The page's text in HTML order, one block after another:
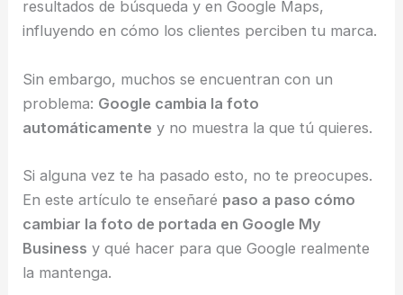
resultados de búsqueda y en Google Maps,
influyendo en cómo los clientes perciben tu marca.
Sin embargo, muchos se encuentran con un
problema: Google cambia la foto
automáticamente y no muestra la que tú quieres.
Si alguna vez te ha pasado esto, no te preocupes.
En este artículo te enseñaré paso a paso cómo
cambiar la foto de portada en Google My
Business y qué hacer para que Google realmente
la mantenga.